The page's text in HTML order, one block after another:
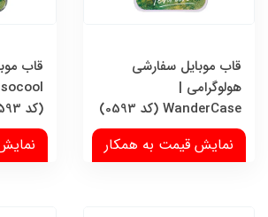
قاب موبایل سفارشی
هولوگرامی |
WanderCase (کد 0593)
نمایش قیمت به همکار
قاب
(کد 0593)